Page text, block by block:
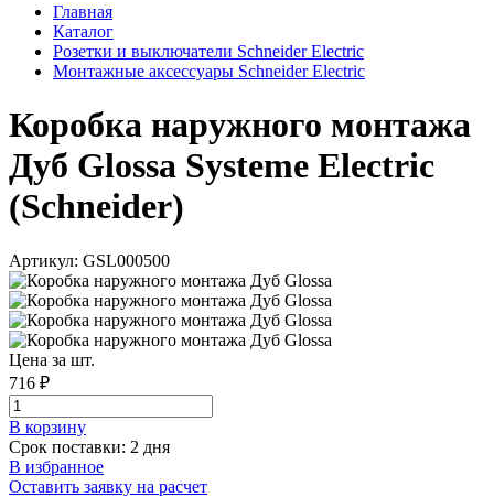
Главная
Каталог
Розетки и выключатели Schneider Electric
Монтажные аксессуары Schneider Electric
Коробка наружного монтажа
Дуб Glossa Systeme Electric
(Schneider)
Артикул: GSL000500
Цена за шт.
716 ₽
В корзинy
Срок поставки: 2 дня
В избранное
Оставить заявку на расчет